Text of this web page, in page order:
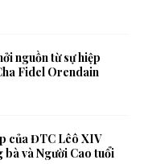
nguồn từ sự hiệp
Fidel Orendain
của ĐTC Lêô XIV
bà và Người Cao tuổi